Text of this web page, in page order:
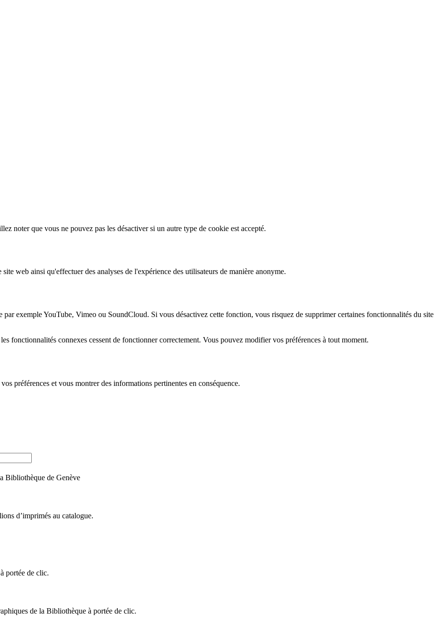
noter que vous ne pouvez pas les désactiver si un autre type de cookie est accepté.
web ainsi qu'effectuer des analyses de l'expérience des utilisateurs de manière anonyme.
exemple YouTube, Vimeo ou SoundCloud. Si vous désactivez cette fonction, vous risquez de supprimer certaines fonctionnalités du site
fonctionnalités connexes cessent de fonctionner correctement. Vous pouvez modifier vos préférences à tout moment.
préférences et vous montrer des informations pertinentes en conséquence.
Bibliothèque de Genève
d’imprimés au catalogue.
portée de clic.
de la Bibliothèque à portée de clic.